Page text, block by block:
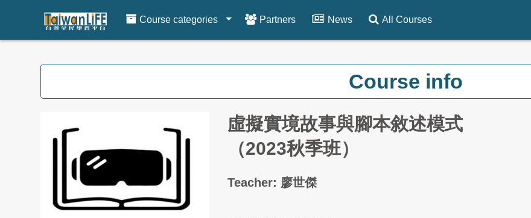
Course categories Partners News All Courses
Course info
虛擬實境故事與腳本敘述模式
（2023秋季班）
Teacher: 廖世傑